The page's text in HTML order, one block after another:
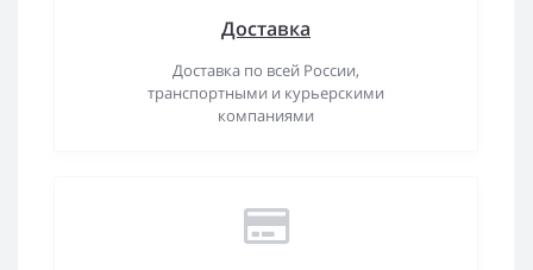
Доставка
Доставка по всей России,
транспортными и курьерскими
компаниями